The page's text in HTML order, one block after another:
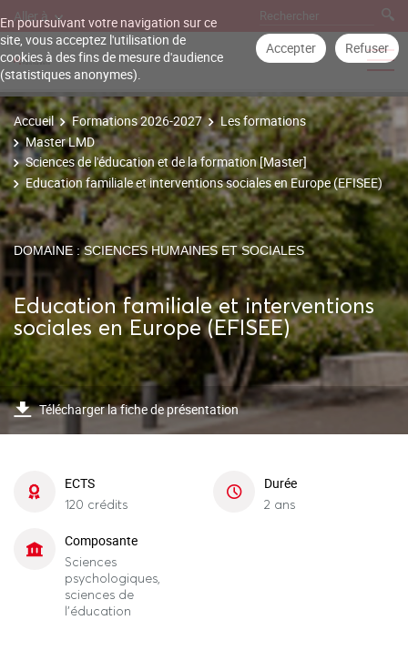
En poursuivant votre navigation sur ce
site, vous acceptez l'utilisation de
cookies à des fins de mesure d'audience
(statistiques anonymes).
Accepter Refuser
Aller à
Accueil Formations 2026-2027
Les formations
Master LMD
Sciences de l'éducation et de la formation [Master]
Education familiale et interventions sociales en Europe (EFISEE)
DOMAINE : SCIENCES HUMAINES ET SOCIALES
Education familiale et interventions
sociales en Europe (EFISEE)
Télécharger la fiche de présentation
ECTS
120 crédits
Durée
2 ans
Composante
Sciences
psychologiques,
sciences de
l'éducation